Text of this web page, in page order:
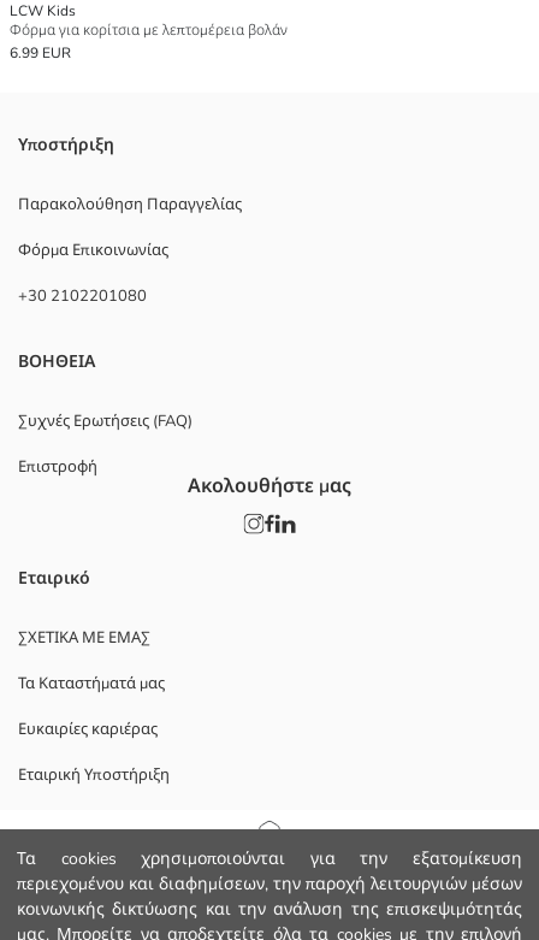
Τα cookies χρησιμοποιούνται για την εξατομίκευση
περιεχομένου και διαφημίσεων, την παροχή λειτουργιών μέσων
κοινωνικής δικτύωσης και την ανάλυση της επισκεψιμότητάς
μας. Μπορείτε να αποδεχτείτε όλα τα cookies με την επιλογή
Αρχική Σελίδα
Κατηγορίες
LCW Kids
Φόρμα για κορίτσια με λεπτομέρεια βολάν
6.99 EUR
Υποστήριξη
Παρακολούθηση Παραγγελίας
Φόρμα Επικοινωνίας
+30 2102201080
ΒΟΗΘΕΙΑ
Συχνές Ερωτήσεις (FAQ)
Επιστροφή
Εταιρικό
ΣΧΕΤΙΚΑ ΜΕ ΕΜΑΣ
Τα Καταστήματά μας
Ευκαιρίες καριέρας
Εταιρική Υποστήριξη
Πολιτική Απορρήτου και Ασφάλειας Δεδομένων
Ακολουθήστε μας